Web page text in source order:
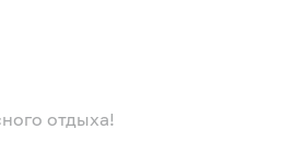
отдыха!